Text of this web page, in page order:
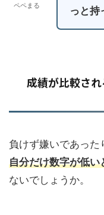
ペペまる
っと持
成績が比較さ
負けず嫌いであった
自分だけ数字が低い
ないでしょうか。